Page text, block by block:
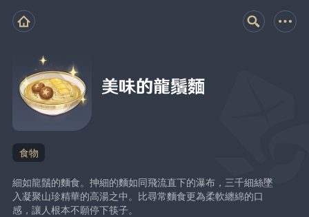
美味的龍鬚麵
食物
細如龍鬚的麵食。抻細的麵如同飛流直下的瀑布，三千細絲墜
入凝聚山珍精華的高湯之中。比尋常麵食更為柔軟纏綿的口
感，讓人根本不願停下筷子。